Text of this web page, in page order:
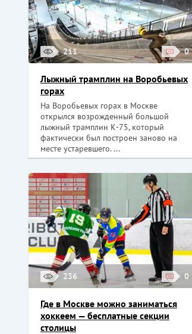
211 0
Лыжный трамплин на Воробьевых
горах
На Воробьевых горах в Москве
открылся возрожденный большой
лыжный трамплин К-75, который
фактически был построен заново на
месте устаревшего. ...
236 0
Где в Москве можно заниматься
хоккеем — бесплатные секции
столицы